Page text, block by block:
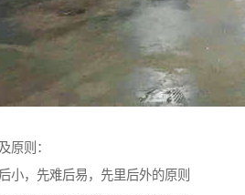
原则：
小，先难后易，先里后外的原则